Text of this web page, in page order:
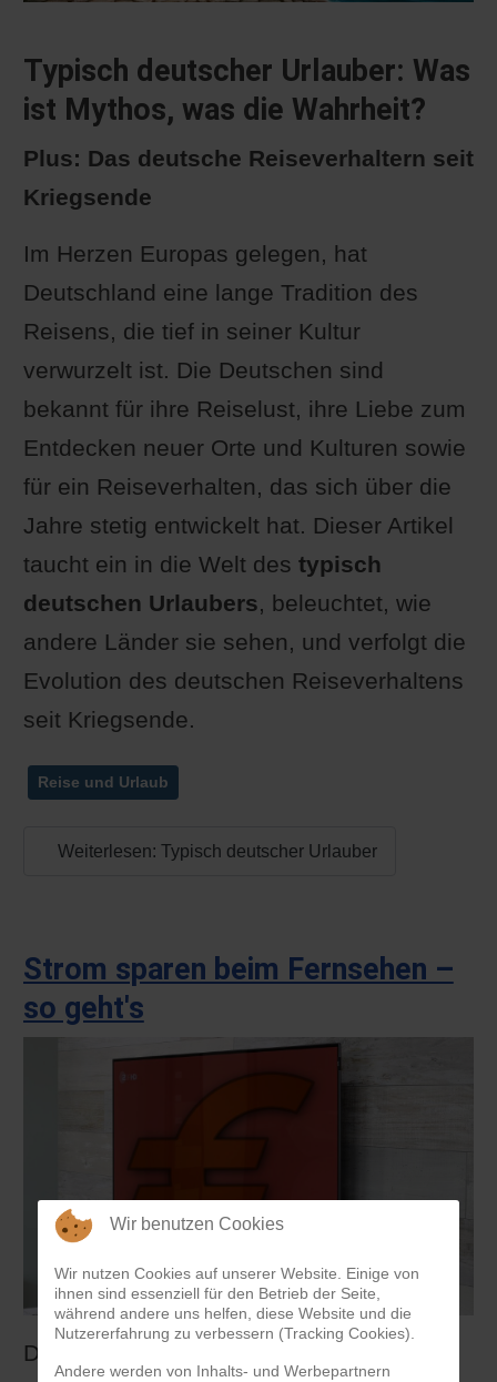
Typisch deutscher Urlauber: Was
ist Mythos, was die Wahrheit?
Plus: Das deutsche Reiseverhaltern seit
Kriegsende
Im Herzen Europas gelegen, hat
Deutschland eine lange Tradition des
Reisens, die tief in seiner Kultur
verwurzelt ist. Die Deutschen sind
bekannt für ihre Reiselust, ihre Liebe zum
Entdecken neuer Orte und Kulturen sowie
für ein Reiseverhalten, das sich über die
Jahre stetig entwickelt hat. Dieser Artikel
taucht ein in die Welt des typisch
deutschen Urlaubers, beleuchtet, wie
andere Länder sie sehen, und verfolgt die
Evolution des deutschen Reiseverhaltens
seit Kriegsende.
Reise und Urlaub
Weiterlesen: Typisch deutscher Urlauber
Strom sparen beim Fernsehen –
so geht's
Der Stromverbrauch gehört zu den
Wir benutzen Cookies
Wir nutzen Cookies auf unserer Website. Einige von
ihnen sind essenziell für den Betrieb der Seite,
während andere uns helfen, diese Website und die
Nutzererfahrung zu verbessern (Tracking Cookies).
Andere werden von Inhalts- und Werbepartnern